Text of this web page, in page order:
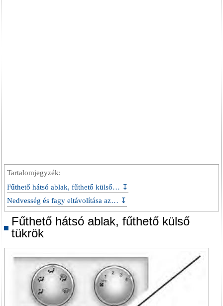
Tartalomjegyzék:
Fűthető hátsó ablak, fűthető külső… ↧
Nedvesség és fagy eltávolítása az… ↧
Fűthető hátsó ablak, fűthető külső
tükrök